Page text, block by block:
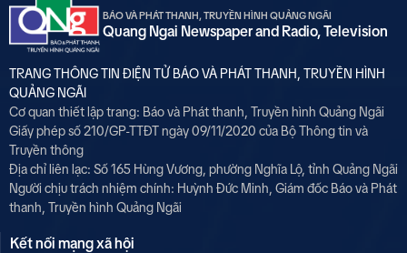
BÁO VÀ PHÁT THANH, TRUYỀN HÌNH QUẢNG NGÃI
Quang Ngai Newspaper and Radio, Television
TRANG THÔNG TIN ĐIỆN TỬ BÁO VÀ PHÁT THANH, TRUYỀN HÌNH
QUẢNG NGÃI
Cơ quan thiết lập trang: Báo và Phát thanh, Truyền hình Quảng Ngãi
Giấy phép số 210/GP-TTĐT ngày 09/11/2020 của Bộ Thông tin và
Truyền thông
Địa chỉ liên lạc: Số 165 Hùng Vương, phường Nghĩa Lộ, tỉnh Quảng Ngãi
Người chịu trách nhiệm chính: Huỳnh Đức Minh, Giám đốc Báo và Phát
thanh, Truyền hình Quảng Ngãi
Kết nối mạng xã hội